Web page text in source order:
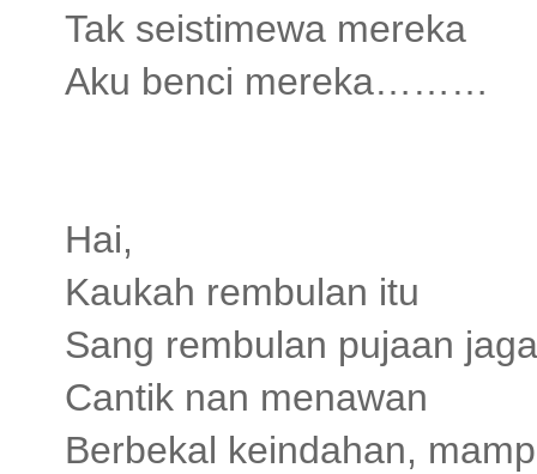
Tak seistimewa mereka
Aku benci mereka………
Hai,
Kaukah rembulan itu
Sang rembulan pujaan
Cantik nan menawan
Berbekal keindahan,